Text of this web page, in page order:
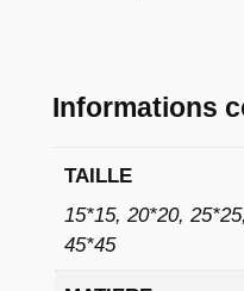
Informations
TAILLE
15*15, 20*20,
45*45